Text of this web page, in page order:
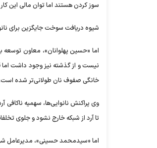
سوز کردن هستند اما توان مالی این کار
شیوه دریافت سوخت جایگزین برای
اما «حسین پهلوانان»، معاون توسعه
نیست و از گذشته نیز وجود داشت اما
خانگی صفوف نان طولانی‌تر شده
وی پراکنش نانوایی‌ها، سهمیه ناکافی
تا آرد از شبکه خارج نشود و جلوی
اما «سیدمحمد حسینی»، مدیرعامل